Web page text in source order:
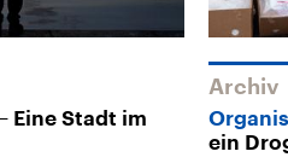
Eine Stadt im
Archiv
ein